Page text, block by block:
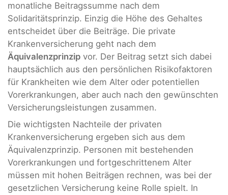
monatliche Beitragssumme nach dem
Solidaritätsprinzip. Einzig die Höhe des Gehaltes
entscheidet über die Beiträge. Die private
Krankenversicherung geht nach dem
Äquivalenzprinzip vor. Der Beitrag setzt sich dabei
hauptsächlich aus den persönlichen Risikofaktoren
für Krankheiten wie dem Alter oder potentiellen
Vorerkrankungen, aber auch nach den gewünschten
Versicherungsleistungen zusammen.
Die wichtigsten Nachteile der privaten
Krankenversicherung ergeben sich aus dem
Äquivalenzprinzip. Personen mit bestehenden
Vorerkrankungen und fortgeschrittenem Alter
müssen mit hohen Beiträgen rechnen, was bei der
gesetzlichen Versicherung keine Rolle spielt. In